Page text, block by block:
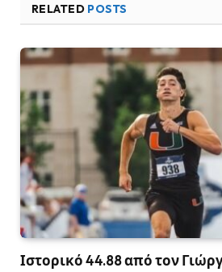
RELATED POSTS
Ιστορικό 44.88 από τον